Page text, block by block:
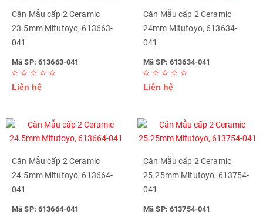
Căn Mẫu cấp 2 Ceramic
23.5mm Mitutoyo, 613663-
041
Mã SP: 613663-041
Liên hệ
Căn Mẫu cấp 2 Ceramic
24mm Mitutoyo, 613634-
041
Mã SP: 613634-041
Liên hệ
Căn Mẫu cấp 2 Ceramic
24.5mm Mitutoyo, 613664-
041
Mã SP: 613664-041
Căn Mẫu cấp 2 Ceramic
25.25mm Mitutoyo, 613754-
041
Mã SP: 613754-041